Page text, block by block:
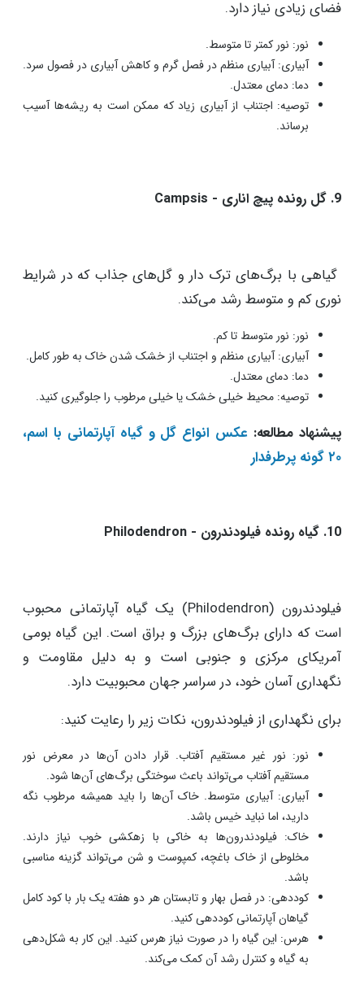
فضای زیادی نیاز دارد.
نور: نور کمتر تا متوسط.
آبیاری: آبیاری منظم در فصل گرم و کاهش آبیاری در فصول سرد.
دما: دمای معتدل.
توصیه: اجتناب از آبیاری زیاد که ممکن است به ریشه‌ها آسیب
برساند.
گیاهی با برگ‌های ترک ‌دار و گل‌های جذاب که در شرایط
نوری کم و متوسط رشد می‌کند.
نور: نور متوسط تا کم.
آبیاری: آبیاری منظم و اجتناب از خشک شدن خاک به طور کامل.
دما: دمای معتدل.
توصیه: محیط خیلی خشک یا خیلی مرطوب را جلوگیری کنید.
پیشنهاد مطالعه:عکس انواع گل و گیاه آپارتمانی با اسم،
۲۰ گونه پرطرفدار
10. گیاه رونده فیلودندرون - Philodendron
فیلودندرون (Philodendron) یک گیاه آپارتمانی محبوب
است که دارای برگ‌های بزرگ و براق است. این گیاه بومی
آمریکای مرکزی و جنوبی است و به دلیل مقاومت و
نگهداری آسان خود، در سراسر جهان محبوبیت دارد.
برای نگهداری از فیلودندرون، نکات زیر را رعایت کنید:
نور: نور غیر مستقیم آفتاب. قرار دادن آن‌ها در معرض نور
مستقیم آفتاب می‌تواند باعث سوختگی برگ‌های آن‌ها شود.
آبیاری: آبیاری متوسط. خاک آن‌ها را باید همیشه مرطوب نگه
دارید، اما نباید خیس باشد.
خاک: فیلودندرون‌ها به خاکی با زهکشی خوب نیاز دارند.
مخلوطی از خاک باغچه، کمپوست و شن می‌تواند گزینه مناسبی
باشد.
کوددهی: در فصل بهار و تابستان هر دو هفته یک بار با کود کامل
گیاهان آپارتمانی کوددهی کنید.
هرس: این گیاه را در صورت نیاز هرس کنید. این کار به شکل‌دهی
به گیاه و کنترل رشد آن کمک می‌کند.